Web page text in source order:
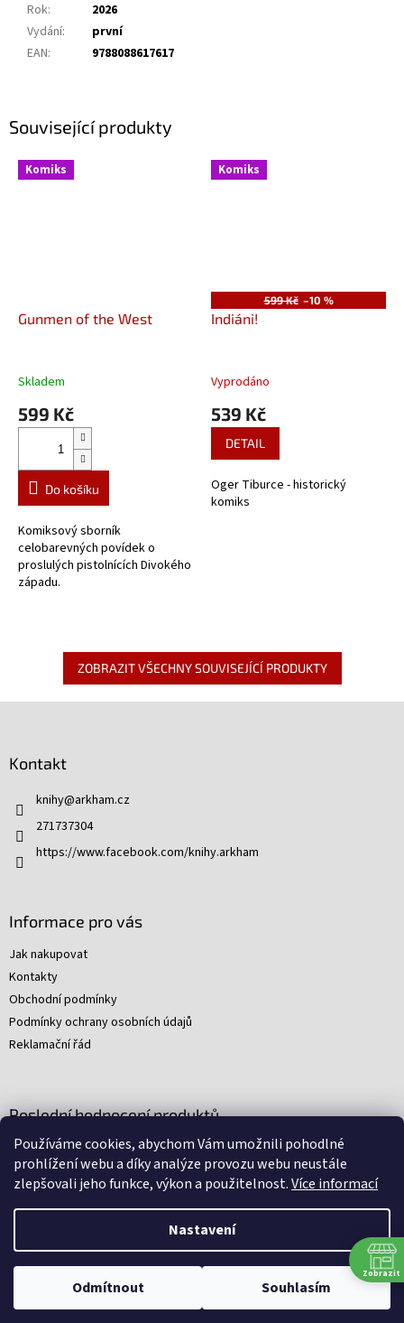
Používáme cookies, abychom Vám umožnili pohodlné
prohlížení webu a díky analýze provozu webu neustále
zlepšovali jeho funkce, výkon a použitelnost.Více informací
Nastavení
Odmítnout Souhlasím
Omlouváme se, ale všechny srpnové soboty budeme mít zavřeno.
Související produkty
Komiks
Gunmen of the West
Skladem
599 Kč
Do košíku
Komiksový sborník
celobarevných povídek o
proslulých pistolnících Divokého
západu.
Komiks
599 Kč –10 %
Indiáni!
Vyprodáno
539 Kč
DETAIL
Oger Tiburce - historický
komiks
ZOBRAZIT VŠECHNY SOUVISEJÍCÍ PRODUKTY
Rok:
2026
Vydání:
první
EAN: 9788088617617
Kontakt
knihy@arkham.cz
271737304
https://www.facebook.com/knihy.arkham
Informace pro vás
Jak nakupovat
Kontakty
Obchodní podmínky
Podmínky ochrany osobních údajů
Reklamační řád
Poslední hodnocení produktů
Young Indiana Jones a poklad na plantáži (A)
Hodnocení produktu je 5 z 5 hvězdiček.
|
Remedio Digital|Zbyněk Svoboda
Vytvořil
Shoptet
Copyright 2026Arkham. Všechna práva vyhrazena.
Zobrazit